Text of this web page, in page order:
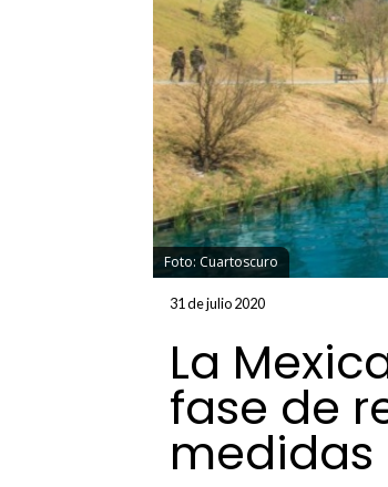
Foto: Cuartoscuro
31 de julio 2020
La
fase de
medidas